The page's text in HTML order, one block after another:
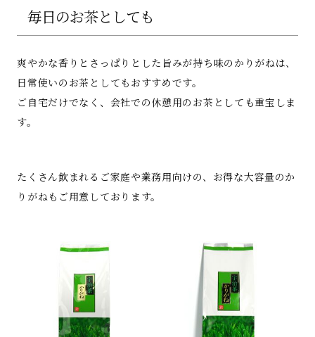
毎日のお茶としても
爽やかな香りとさっぱりとした旨みが持ち味のかりがねは、
日常使いのお茶としてもおすすめです。
ご自宅だけでなく、会社での休憩用のお茶としても重宝しま
す。
たくさん飲まれるご家庭や業務用向けの、お得な大容量のか
りがねもご用意しております。